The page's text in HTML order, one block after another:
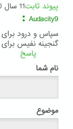
پیوند ثابت11 سال 10 ماه پیش
Audacity9
:
سپاس و درود برای
گنجینه نفیس
پاسخ
نام شما
موضوع